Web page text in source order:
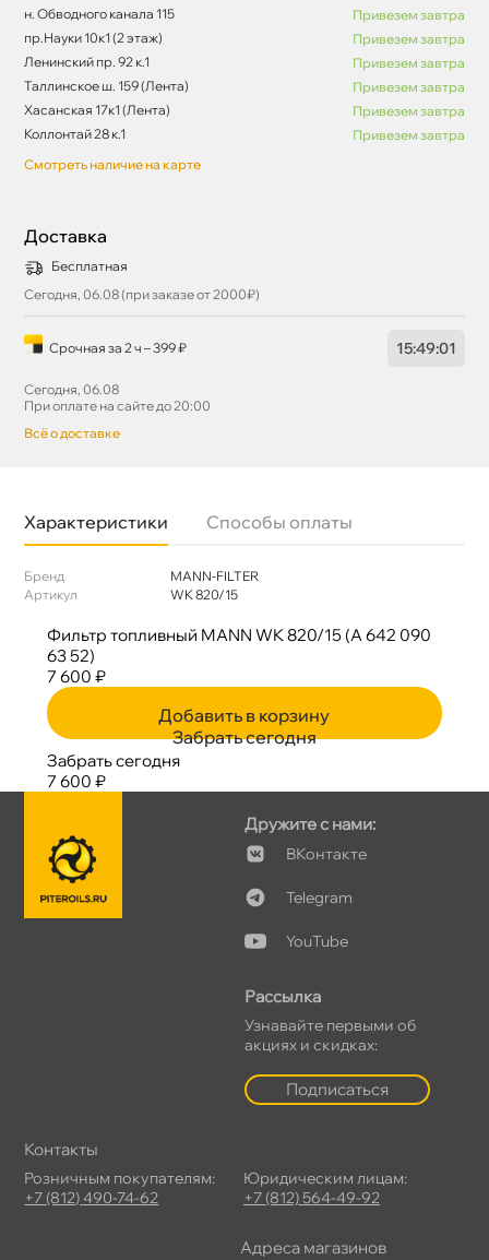
н. Обводного канала 115
Привезем завтра
пр.Науки 10к1 (2 этаж)
Привезем завтра
Ленинский пр. 92 к.1
Привезем завтра
Таллинское ш. 159 (Лента)
Привезем завтра
Хасанская 17к1 (Лента)
Привезем завтра
Коллонтай 28 к.1
Привезем завтра
Смотреть наличие на карте
Доставка
Бесплатная
Сегодня, 06.08 (при заказе от 2000₽)
Срочная за 2 ч – 399 ₽ 15:49:01
Сегодня, 06.08
При оплате на сайте до 20:00
сё о доставке
Характеристики Способы оплаты
Бренд
MANN-FILTER
Артикул
WK 820/15
Фильтр топливный MANN WK 820/15 (A 642 090
63 52)
7 600 ₽
Добавить в корзину
Забрать сегодня
Забрать сегодня
7 600 ₽
Дружите с нами:
Контакте
Telegram
YouTube
Рассылка
Узнавайте первыми о
акциях и скидках:
Подписаться
Контакты
Розничным покупателям:
+7 (812) 490-74-62
Юридическим лицам:
+7 (812) 564-49-92
Адреса магазино